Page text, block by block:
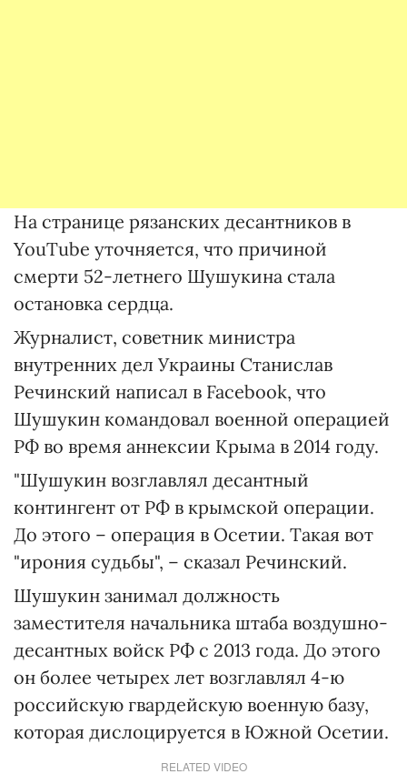
На странице рязанских десантников в
YouTube уточняется, что причиной
смерти 52-летнего Шушукина стала
остановка сердца.
Журналист, советник министра
внутренних дел Украины Станислав
Речинский написал в Facebook, что
Шушукин командовал военной операцией
РФ во время аннексии Крыма в 2014 году.
"Шушукин возглавлял десантный
контингент от РФ в крымской операции.
До этого – операция в Осетии. Такая вот
"ирония судьбы", – сказал Речинский.
Шушукин занимал должность
заместителя начальника штаба воздушно-
десантных войск РФ с 2013 года. До этого
он более четырех лет возглавлял 4-ю
российскую гвардейскую военную базу,
которая дислоцируется в Южной Осетии.
RELATED VIDEO